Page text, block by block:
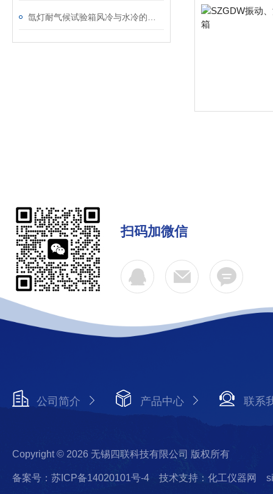
扫码加微信
公司简介 产品中心 联系
Copyright © 2026 无锡四联科技有限公司 版权所有
备案号：苏ICP备14020101号-4 技术支持：化工仪器网